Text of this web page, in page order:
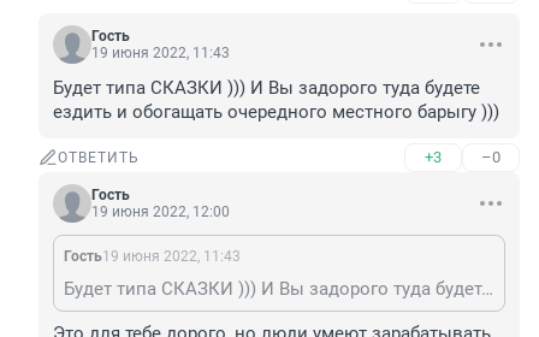
Гость
19 июня 2022, 11:43
Будет типа СКАЗКИ ))) И Вы задорого туда будете
ездить и обогащать очередного местного барыгу )))
ОТВЕТИТЬ +3 –0
Гость
19 июня 2022, 12:00
Гость19 июня 2022, 11:43
Будет типа СКАЗКИ ))) И Вы задорого туда будете ездить и обогащать очередного местного барыгу )))